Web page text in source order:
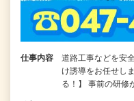
仕事内容
道路工事などを安
け誘導をお任せし
る！】 事前の研修